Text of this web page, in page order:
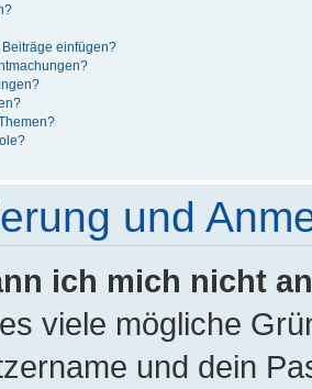
einfügen?
und
ich mich nicht
viele mögliche
und dein